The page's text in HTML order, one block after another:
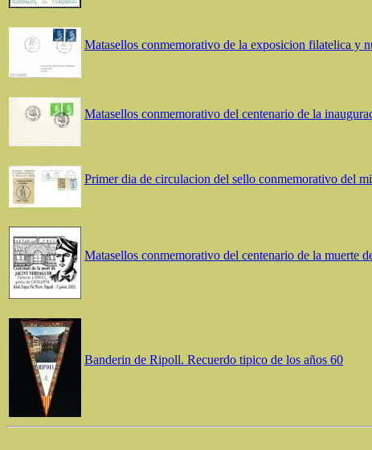
Matasellos conmemorativo de la exposicion filatelica y
Matasellos conmemorativo del centenario de la
Primer dia de circulacion del sello conmemorativo del
Matasellos conmemorativo del centenario de la muerte
Banderin de Ripoll. Recuerdo tipico de los años 60